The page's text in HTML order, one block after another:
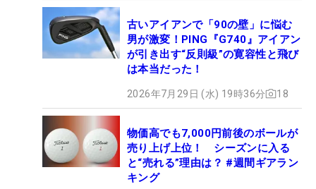
古いアイアンで「90の壁」に悩む
男が激変！PING『G740』アイアン
が引き出す“反則級”の寛容性と飛び
は本当だった！
2026年7月29日 (水) 19時36分 18
物価高でも7,000円前後のボールが
売り上げ上位！ シーズンに入る
と“売れる”理由は？ #週間ギアラン
キング